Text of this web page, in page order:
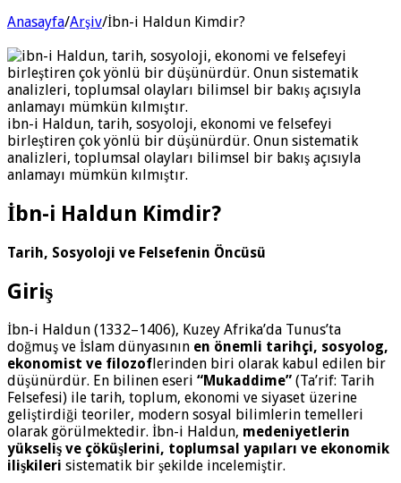
Anasayfa/Arşiv/İbn-i Haldun Kimdir?
ibn-i Haldun, tarih, sosyoloji, ekonomi ve felsefeyi
birleştiren çok yönlü bir düşünürdür. Onun sistematik
analizleri, toplumsal olayları bilimsel bir bakış açısıyla
anlamayı mümkün kılmıştır.
İbn-i Haldun Kimdir?
Tarih, Sosyoloji ve Felsefenin Öncüsü
Giriş
İbn-i Haldun (1332–1406), Kuzey Afrika’da Tunus’ta
doğmuş ve İslam dünyasının en önemli tarihçi, sosyolog,
ekonomist ve filozof lerinden biri olarak kabul edilen bir
düşünürdür. En bilinen eseri “Mukaddime” (Ta’rif: Tarih
Felsefesi) ile tarih, toplum, ekonomi ve siyaset üzerine
geliştirdiği teoriler, modern sosyal bilimlerin temelleri
olarak görülmektedir. İbn-i Haldun, medeniyetlerin
yükseliş ve çöküşlerini, toplumsal yapıları ve ekonomik
ilişkileri sistematik bir şekilde incelemiştir.